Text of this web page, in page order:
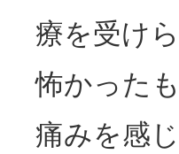
療を受け
怖かった
痛みを感